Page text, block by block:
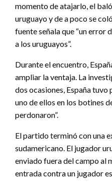
momento de atajarlo, el
uruguayo y de a poco se
fuente señala que “un error
a los uruguayos”.
Durante el encuentro,
ampliar la ventaja. La
dos ocasiones, España tuvo
uno de ellos en los botines
perdonaron”.
El partido terminó con una
sudamericano. El jugador
enviado fuera del campo al
entrada contra un jugador